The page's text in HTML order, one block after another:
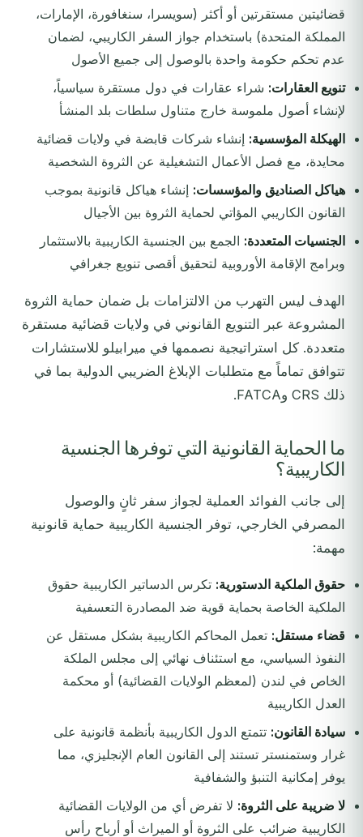
قضائيتين مستقرتين أو أكثر (سويسرا، سنغافورة، الإمارات،
المملكة المتحدة) باستخدام جواز السفر الكاريبي، لضمان
عدم تحكم حكومة واحدة بالوصول إلى جميع الأصول
تنويع العقارات: شراء عقارات في دول مستقرة سياسياً،
لإنشاء أصول ملموسة خارج متناول سلطات بلد المنشأ
الهيكلة المؤسسية: إنشاء شركات قابضة في ولايات قضائية
محايدة، مع فصل الأعمال التشغيلية عن الثروة الشخصية
هياكل الصناديق والمؤسسات: إنشاء هياكل قانونية بموجب
القانون الكاريبي المؤاتي لحماية الثروة بين الأجيال
الجنسيات المتعددة: الجمع بين الجنسية الكاريبية بالاستثمار
وبرامج الإقامة الأوروبية لتحقيق أقصى تنويع جغرافي
الهدف ليس التهرب من الالتزامات بل ضمان حماية الثروة
المشروعة عبر التنويع القانوني في ولايات قضائية مستقرة
متعددة. كل استراتيجية نصممها في ميرابيلو للاستشارات
تتوافق تماماً مع متطلبات الإبلاغ الضريبي الدولية بما في
ذلك CRS وFATCA.
ما الحماية القانونية التي توفرها الجنسية
الكاريبية؟
إلى جانب الفوائد العملية لجواز سفر ثانٍ والوصول
المصرفي الخارجي، توفر الجنسية الكاريبية حماية قانونية
مهمة:
حقوق الملكية الدستورية: تكرس الدساتير الكاريبية حقوق
الملكية الخاصة بحماية قوية ضد المصادرة التعسفية
قضاء مستقل: تعمل المحاكم الكاريبية بشكل مستقل عن
النفوذ السياسي، مع استئناف نهائي إلى مجلس الملكة
الخاص في لندن (لمعظم الولايات القضائية) أو محكمة
العدل الكاريبية
سيادة القانون: تتمتع الدول الكاريبية بأنظمة قانونية على
غرار وستمنستر تستند إلى القانون العام الإنجليزي، مما
يوفر إمكانية التنبؤ والشفافية
لا ضريبة على الثروة: لا تفرض أي من الولايات القضائية
الكاريبية ضرائب على الثروة أو الميراث أو أرباح رأس